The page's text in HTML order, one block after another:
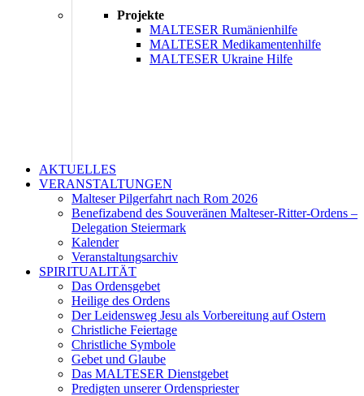
Projekte
MALTESER Rumänienhilfe
MALTESER Medikamentenhilfe
MALTESER Ukraine Hilfe
AKTUELLES
VERANSTALTUNGEN
Malteser Pilgerfahrt nach Rom 2026
Benefizabend des Souveränen Malteser-Ritter-Ordens –
Delegation Steiermark
Kalender
Veranstaltungsarchiv
SPIRITUALITÄT
Das Ordensgebet
Heilige des Ordens
Der Leidensweg Jesu als Vorbereitung auf Ostern
Christliche Feiertage
Christliche Symbole
Gebet und Glaube
Das MALTESER Dienstgebet
Predigten unserer Ordenspriester